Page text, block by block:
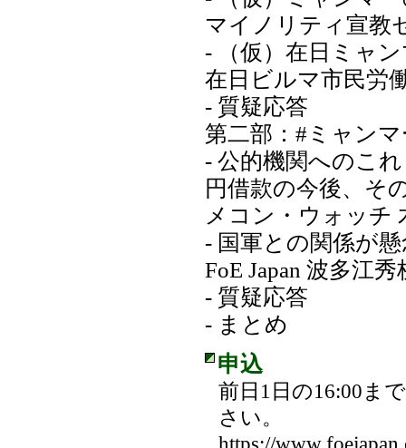
マイノリティ宣教
- （仮）在日ミャ
在日ビルマ市民労
- 質疑応答
第二部：#ミャン
- 公的機関へのこ
円借款の今後、そ
メコン・ウォッチ
- 国軍との関係が
FoE Japan 波多江秀
- 質疑応答
- まとめ
申込
前日1日の16:00ま
さい。